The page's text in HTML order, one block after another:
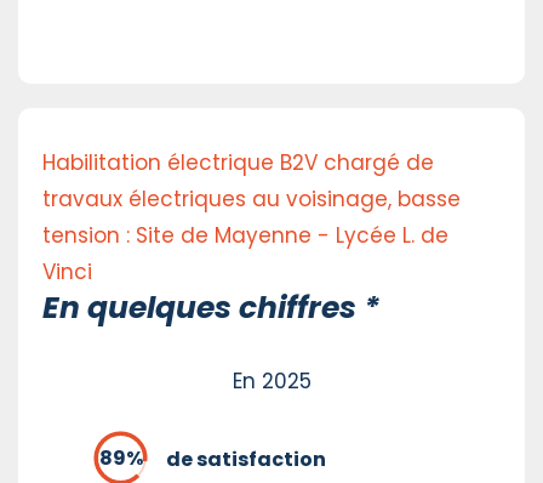
Habilitation électrique B2V chargé de
travaux électriques au voisinage, basse
tension : Site de Mayenne - Lycée L. de
Vinci
En quelques chiffres *
En 2025
de satisfaction